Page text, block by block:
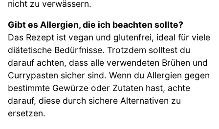
nicht zu verwässern.
Gibt es Allergien, die ich beachten sollte?
Das Rezept ist vegan und glutenfrei, ideal für viele
diätetische Bedürfnisse. Trotzdem solltest du
darauf achten, dass alle verwendeten Brühen und
Currypasten sicher sind. Wenn du Allergien gegen
bestimmte Gewürze oder Zutaten hast, achte
darauf, diese durch sichere Alternativen zu
ersetzen.